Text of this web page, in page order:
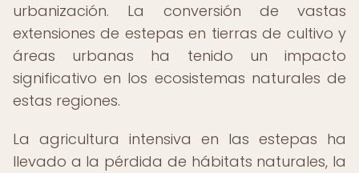
urbanización. La conversión de vastas
extensiones de estepas en tierras de cultivo y
áreas urbanas ha tenido un impacto
significativo en los ecosistemas naturales de
estas regiones.
La agricultura intensiva en las estepas ha
llevado a la pérdida de hábitats naturales, la